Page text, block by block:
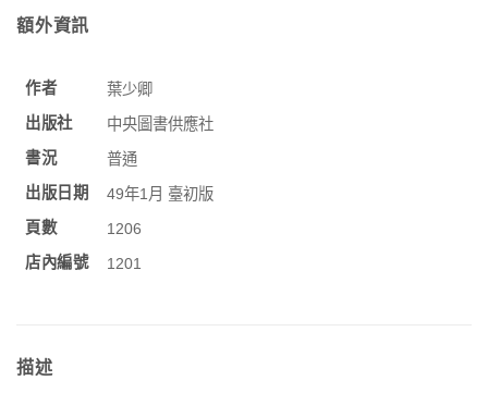
額外資訊
作者
葉少卿
出版社
中央圖書供應社
書況
普通
出版日期
49年1月 臺初版
頁數
1206
店內編號
1201
描述